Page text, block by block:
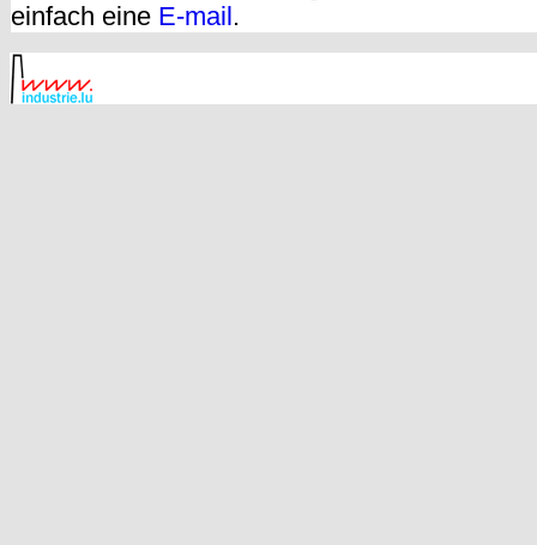
einfach eine E-mail.